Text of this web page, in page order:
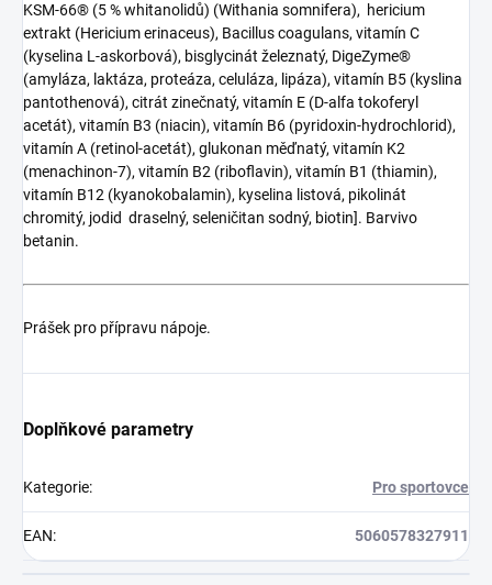
KSM-66® (5 % whitanolidů) (Withania somnifera), hericium
extrakt (Hericium erinaceus), Bacillus coagulans, vitamín C
(kyselina L-askorbová), bisglycinát železnatý, DigeZyme®
(amyláza, laktáza, proteáza, celuláza, lipáza), vitamín B5 (kyslina
pantothenová), citrát zinečnatý, vitamín E (D-alfa tokoferyl
acetát), vitamín B3 (niacin), vitamín B6 (pyridoxin-hydrochlorid),
vitamín A (retinol-acetát), glukonan měďnatý, vitamín K2
(menachinon-7), vitamín B2 (riboflavin), vitamín B1 (thiamin),
vitamín B12 (kyanokobalamin), kyselina listová, pikolinát
chromitý, jodid draselný, seleničitan sodný, biotin]. Barvivo
betanin.
Prášek pro přípravu nápoje.
Doplňkové parametry
Kategorie: Pro sportovce
EAN: 5060578327911